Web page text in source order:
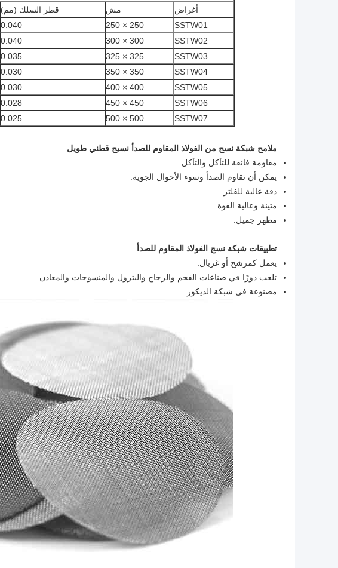
أغراض
مش قطر السلك (مم)
SSTW01
250 × 250
0.040
SSTW02
300 × 300
0.040
SSTW03
325 × 325
0.035
SSTW04
350 × 350
0.030
SSTW05
400 × 400
0.030
SSTW06
450 × 450
0.028
SSTW07
500 × 500
0.025
ملامح شبكة نسج من الفولاذ المقاوم للصدأ نسيج قطني طويل
مقاومة فائقة للتآكل والتآكل.
يمكن أن تقاوم الصدأ وسوء الأحوال الجوية.
دقة عالية للفلتر.
متينة وعالية القوة.
مظهر جميل.
تطبيقات شبكة نسج الفولاذ المقاوم للصدأ
يعمل كمرشح أو غربال.
تلعب دورًا في صناعات الفحم والزجاج والبترول والمنسوجات والمعادن.
مصنوعة في شبكة الديكور.